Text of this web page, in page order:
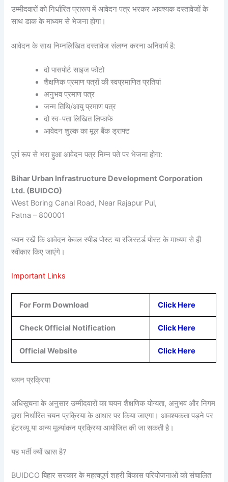
उम्मीदवारों को निर्धारित प्रारूप में आवेदन पत्र भरकर आवश्यक दस्तावेजों के
साथ डाक के माध्यम से भेजना होगा।
आवेदन के साथ निम्नलिखित दस्तावेज संलग्न करना अनिवार्य है:
दो पासपोर्ट साइज फोटो
शैक्षणिक प्रमाण पत्रों की स्वप्रमाणित प्रतियां
अनुभव प्रमाण पत्र
जन्म तिथि/आयु प्रमाण पत्र
दो स्व-पता लिखित लिफाफे
आवेदन शुल्क का मूल बैंक ड्राफ्ट
पूर्ण रूप से भरा हुआ आवेदन पत्र निम्न पते पर भेजना होगा:
Bihar Urban Infrastructure Development Corporation
Ltd. (BUIDCO)
West Boring Canal Road, Near Rajapur Pul,
Patna – 800001
ध्यान रखें कि आवेदन केवल स्पीड पोस्ट या रजिस्टर्ड पोस्ट के माध्यम से ही
स्वीकार किए जाएंगे।
Important Links
For Form Download Click Here
Check Official Notification Click Here
Official Website Click Here
चयन प्रक्रिया
अधिसूचना के अनुसार उम्मीदवारों का चयन शैक्षणिक योग्यता, अनुभव और निगम
द्वारा निर्धारित चयन प्रक्रिया के आधार पर किया जाएगा। आवश्यकता पड़ने पर
इंटरव्यू या अन्य मूल्यांकन प्रक्रिया आयोजित की जा सकती है।
यह भर्ती क्यों खास है?
BUIDCO बिहार सरकार के महत्वपूर्ण शहरी विकास परियोजनाओं को संचालित